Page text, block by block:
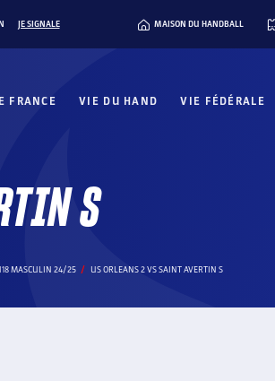
JE SIGNALE MAISON DU HANDBALL
FRANCE VIE DU HAND VIE FÉDÉRALE
S
MASCULIN 24/25 US ORLEANS 2 VS SAINT AVERTIN S